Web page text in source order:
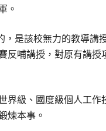
。
是該校無力的教導
哺講授，對原有講
界級、國度級個人工
煉本事。